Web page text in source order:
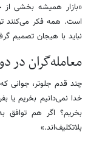
«بازار همیشه بخشی از
است. همه فکر می‌کنند
نباید با هیجان تصمیم
معامله‌گران در
چند قدم جلوتر، جوانی
خدا نمی‌دانیم بخریم یا
بخریم؟ اگر هم توافق
بلاتکلیف‌اند.»